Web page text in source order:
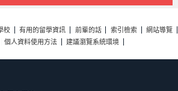
校 有用的留學資訊 前輩的話 索引檢索
網站導覽
個人資料使用方法 建議瀏覽系統環境